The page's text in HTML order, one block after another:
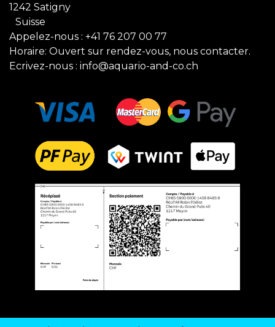
1242 Satigny
Suisse
Appelez-nous : +41 76 207 00 77
Horaire: Ouvert sur rendez-vous, nous contacter.
Ecrivez-nous : info@aquario-and-co.ch